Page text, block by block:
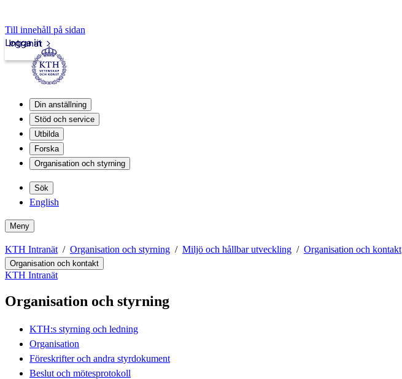
Till innehåll på sidan
Intranät
Logga in
Din anställning
Stöd och service
Utbilda
Forska
Organisation och styrning
Sök
English
Meny
KTH Intranät Organisation och styrning Miljö och hållbar utveckling Organisation och kontakt
Organisation och kontakt
KTH Intranät
Organisation och styrning
KTH:s styrning och ledning
Organisation
Föreskrifter och andra styrdokument
Beslut och mötesprotokoll